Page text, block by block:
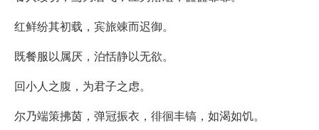
红鲜纷其初载，宾旅竦而迟御。
既餐服以属厌，泊恬静以无欲。
回小人之腹，为君子之虑。
尔乃端策拂茵，弹冠振衣，徘徊丰镐，如渴如饥。